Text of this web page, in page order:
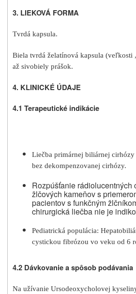
3. LIEKOVÁ FORMA
Tvrdá kapsula.
Biela tvrdá želatínová kapsula (veľkosti
až sivobiely prášok.
4. KLINICKÉ ÚDAJE
4.1 Terapeutické indikácie
Liečba primárnej biliárnej
bez dekompenzovanej cirhózy.
Rozpúšťanie rádiolucentných
žlčových kameňov s
pacientov s funkčným
chirurgická liečba nie je
Pediatrická populácia:
cystickou fibrózou vo veku od 6
4.2 Dávkovanie a spôsob podávania
Na užívanie Ursodeoxycholovej